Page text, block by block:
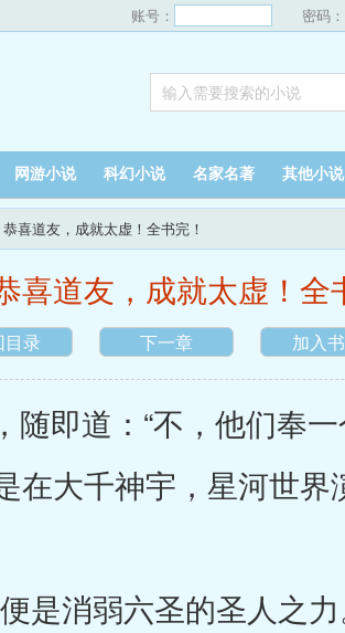
账号： 密码：
网游小说 科幻小说 名家名著 其他小说
喜道友，成就太虚！全书完！
喜道友，成就太虚！全
目录 下一章 加入
即道：“不，他们奉一
在大千神宇，星河世界
消弱六圣的圣人之力